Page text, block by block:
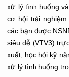
xử lý tình huống
cơ hội trải
các bạn được
siêu dễ (VTV3)
xuất, học hỏi kỹ
xử lý tình huống